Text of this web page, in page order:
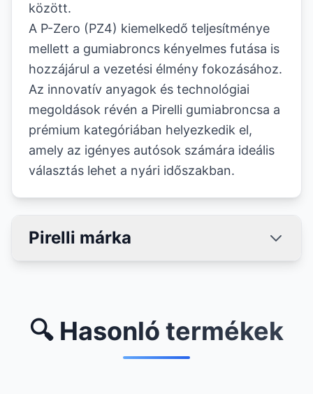
között.
A P-Zero (PZ4) kiemelkedő teljesítménye
mellett a gumiabroncs kényelmes futása is
hozzájárul a vezetési élmény fokozásához.
Az innovatív anyagok és technológiai
megoldások révén a Pirelli gumiabroncsa a
prémium kategóriában helyezkedik el,
amely az igényes autósok számára ideális
választás lehet a nyári időszakban.
Pirelli márka
🔍 Hasonló termékek